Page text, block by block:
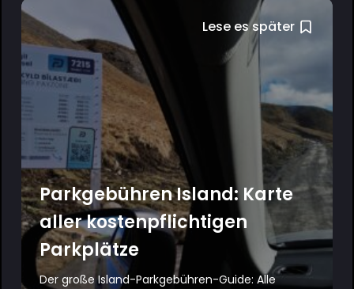
Lese es später
Parkgebühren Island: Karte
aller kostenpflichtigen
Parkplätze
Der große Island-Parkgebühren-Guide: Alle